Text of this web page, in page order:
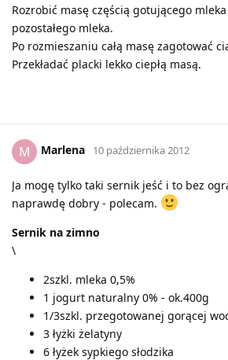
Rozrobić masę częścią gotującego
pozostałego mleka.
Po rozmieszaniu całą masę zagotować
Przekładać placki lekko ciepłą masą.
M Marlena 10 października 2012
Ja mogę tylko taki sernik jeść i to bez
naprawdę dobry - polecam.
Sernik na zimno
\
2szkl. mleka 0,5%
1 jogurt naturalny 0% - ok.400g
1/3szkl. przegotowanej gorącej
3 łyżki żelatyny
6 łyżek sypkiego słodzika